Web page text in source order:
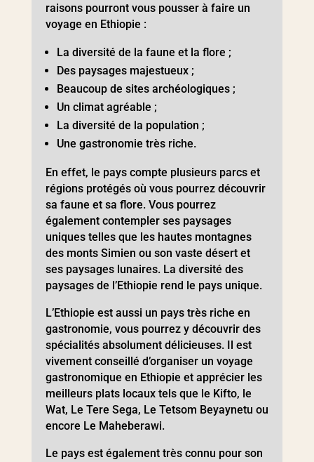
raisons pourront vous pousser à faire un
voyage en Ethiopie :
La diversité de la faune et la flore ;
Des paysages majestueux ;
Beaucoup de sites archéologiques ;
Un climat agréable ;
La diversité de la population ;
Une gastronomie très riche.
En effet, le pays compte plusieurs parcs et
régions protégés où vous pourrez découvrir
sa faune et sa flore. Vous pourrez
également contempler ses paysages
uniques telles que les hautes montagnes
des monts Simien ou son vaste désert et
ses paysages lunaires. La diversité des
paysages de l’Ethiopie rend le pays unique.
L’Ethiopie est aussi un pays très riche en
gastronomie, vous pourrez y découvrir des
spécialités absolument délicieuses. Il est
vivement conseillé d’organiser un voyage
gastronomique en Ethiopie et apprécier les
meilleurs plats locaux tels que le Kifto, le
Wat, Le Tere Sega, Le Tetsom Beyaynetu ou
encore Le Maheberawi.
Le pays est également très connu pour son